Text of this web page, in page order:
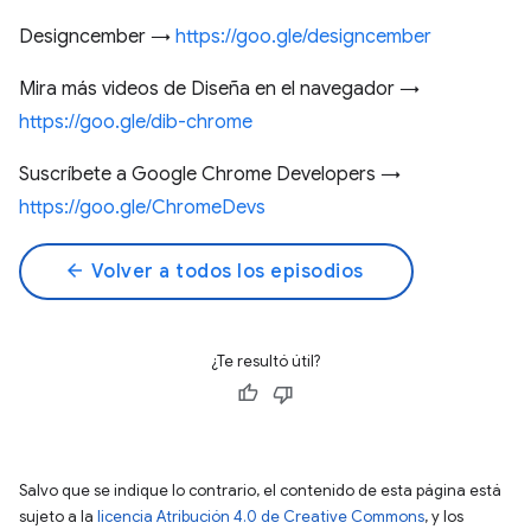
Designcember → https://goo.gle/designcember
Mira más videos de Diseña en el navegador →
https://goo.gle/dib-chrome
Suscríbete a Google Chrome Developers →
https://goo.gle/ChromeDevs
arrow_back Volver a todos los episodios
¿Te resultó útil?
Salvo que se indique lo contrario, el contenido de esta página está
sujeto a la licencia Atribución 4.0 de Creative Commons, y los